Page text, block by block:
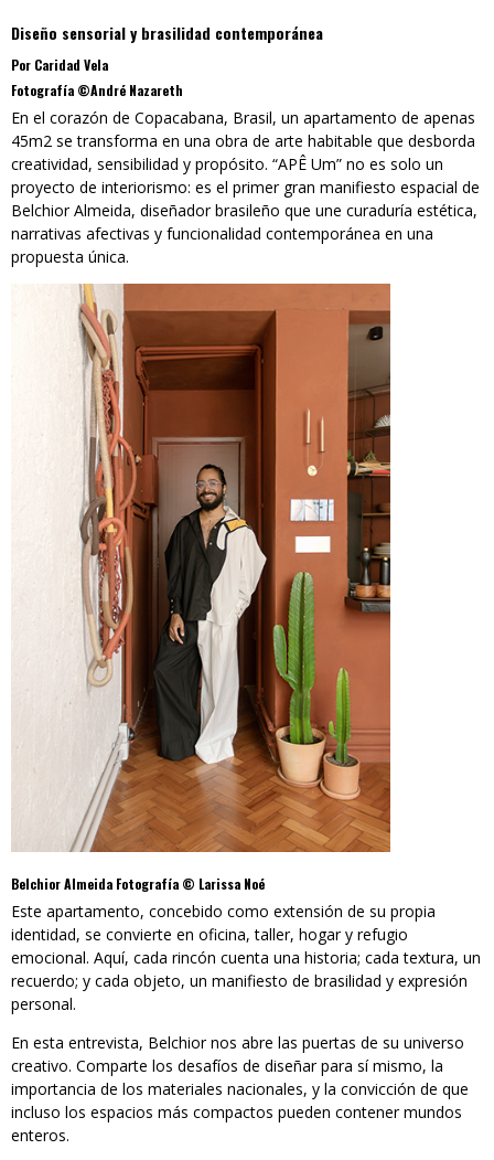
Diseño sensorial y brasilidad contemporánea
Por Caridad Vela
Fotografía ©André Nazareth
En el corazón de Copacabana, Brasil, un apartamento de apenas
45m2 se transforma en una obra de arte habitable que desborda
creatividad, sensibilidad y propósito. “APÊ Um” no es solo un
proyecto de interiorismo: es el primer gran manifiesto espacial de
Belchior Almeida, diseñador brasileño que une curaduría estética,
narrativas afectivas y funcionalidad contemporánea en una
propuesta única.
Belchior Almeida Fotografía © Larissa Noé
Este apartamento, concebido como extensión de su propia
identidad, se convierte en oficina, taller, hogar y refugio
emocional. Aquí, cada rincón cuenta una historia; cada textura, un
recuerdo; y cada objeto, un manifiesto de brasilidad y expresión
personal.
En esta entrevista, Belchior nos abre las puertas de su universo
creativo. Comparte los desafíos de diseñar para sí mismo, la
importancia de los materiales nacionales, y la convicción de que
incluso los espacios más compactos pueden contener mundos
enteros.